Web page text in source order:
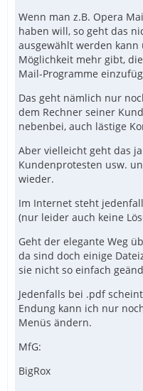
Wenn man z.B. Opera
haben will, so geht das
ausgewählt werden
Möglichkeit mehr gibt,
Mail-Programme
Das geht nämlich nur
dem Rechner seiner
nebenbei, auch lästige
Aber vielleicht geht das
Kundenprotesten usw.
wieder.
Im Internet steht
(nur leider auch keine
Geht der elegante Weg
da sind doch einige
sie nicht so einfach
Jedenfalls bei .pdf
Endung kann ich nur
Menüs ändern.
MfG:
BigRox